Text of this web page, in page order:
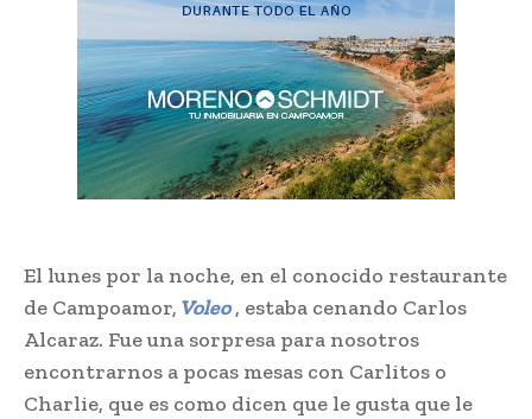
El lunes por la noche, en el conocido restaurante
de Campoamor, Voleo, estaba cenando Carlos
Alcaraz. Fue una sorpresa para nosotros
encontrarnos a pocas mesas con Carlitos o
Charlie, que es como dicen que le gusta que le